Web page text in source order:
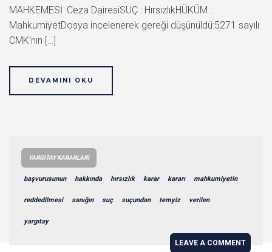
MAHKEMESİ :Ceza DairesiSUÇ : HırsızlıkHÜKÜM :
MahkumiyetDosya incelenerek gereği düşünüldü:5271 sayılı
CMK’nın […]
DEVAMINI OKU
YARGITAY KARARLARI
başvurusunun hakkında hırsızlık karar kararı mahkumiyetin
reddedilmesi sanığın suç suçundan temyiz verilen
yargıtay
LEAVE A COMMENT